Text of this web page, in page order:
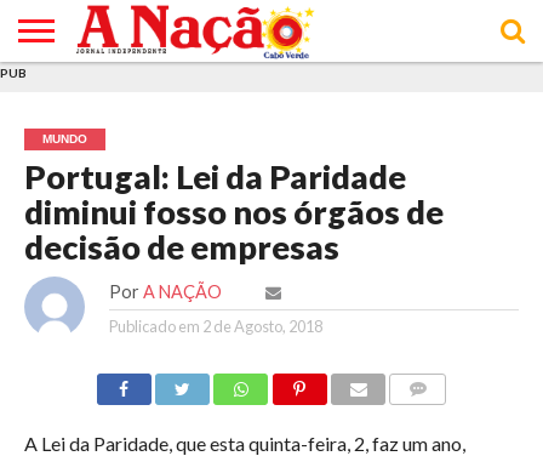
E DE
COOKIES
DE
UTILIZAÇÃO
PUB
MUNDO
Portugal: Lei da Paridade
diminui fosso nos órgãos de
decisão de empresas
Por A NAÇÃO
Publicado em 2 de Agosto, 2018
A Lei da Paridade, que esta quinta-feira, 2, faz um ano,